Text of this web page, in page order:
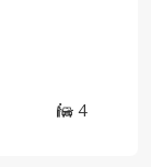
4